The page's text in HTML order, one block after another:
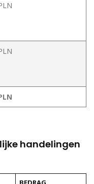
handelingen